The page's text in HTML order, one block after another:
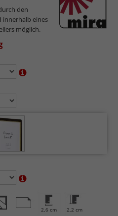
den
innerhalb eines
möglich.
2,6 cm 2,2 cm